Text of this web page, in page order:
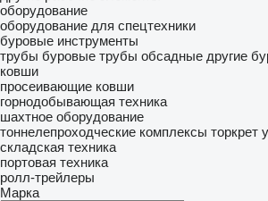
оборудование
оборудование для спецтехники
буровые инструменты
трубы буровые трубы обсадные другие
ковши
просеивающие ковши
горнодобывающая техника
шахтное оборудование
тоннелепроходческие комплексы торкрет
складская техника
портовая техника
ролл-трейлеры
Марка